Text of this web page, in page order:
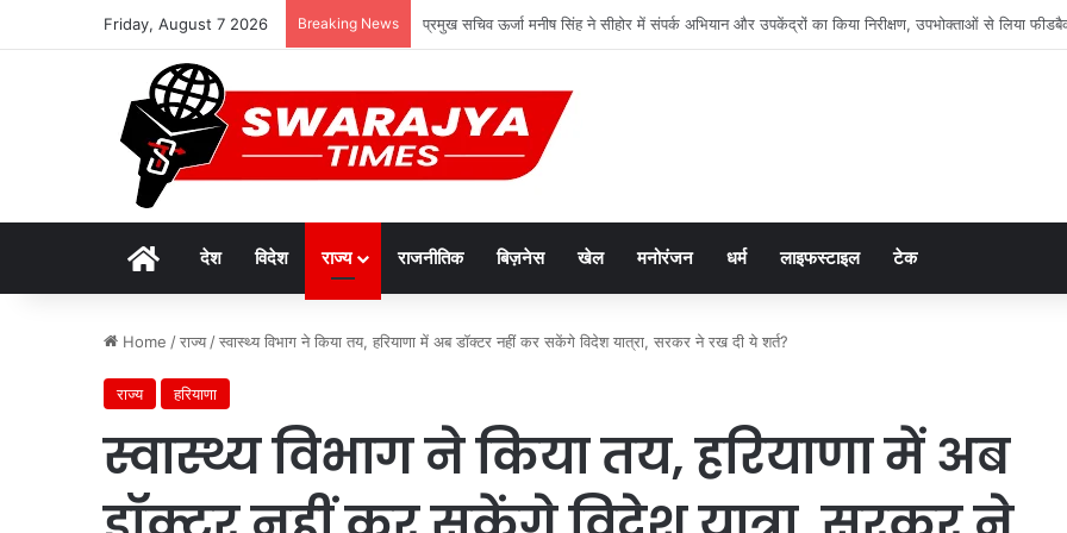
Friday, August 7 2026 Breaking News एडीबी के सहयोग से ‘अंजोर लाइट’ तकनीकी सहायता परियोजना को कैबिनेट की मंजूरी
Homeदेश विदेश राज्य राजनीतिक बिज़नेस खेल मनोरंजन धर्म लाइफस्टाइल टेक
Home /राज्य /स्वास्थ्य विभाग ने किया तय, हरियाणा में अब डॉक्टर नहीं कर सकेंगे विदेश यात्रा, सरकर ने रख दी ये शर्त?
राज्य हरियाणा
स्वास्थ्य विभाग ने किया तय, हरियाणा में अब